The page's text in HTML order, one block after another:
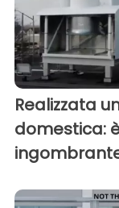
Realizzata
domestica: